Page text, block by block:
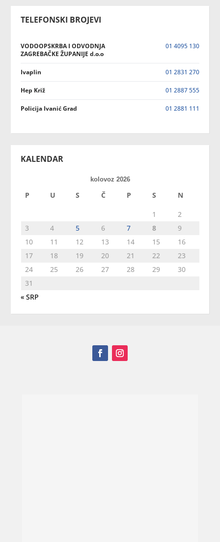
TELEFONSKI BROJEVI
VODOOPSKRBA I ODVODNJA
ZAGREBAČKE ŽUPANIJE d.o.o
01 4095 130
Ivaplin 01 2831 270
Hep Križ 01 2887 555
Policija Ivanić Grad 01 2881 111
KALENDAR
kolovoz 2026
P U S Č P S N
1
2
3
4 5 6 7 8
9
10
11 12 13 14 15
16
17
18 19 20 21 22
23
24
25 26 27 28 29
30
31
« SRP